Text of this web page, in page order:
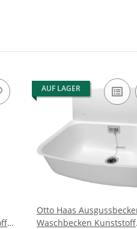
AUF LAGER
Otto Haas
Waschbecken Kunststoff